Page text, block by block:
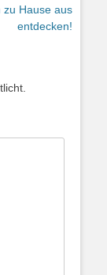
zu Hause aus
entdecken!